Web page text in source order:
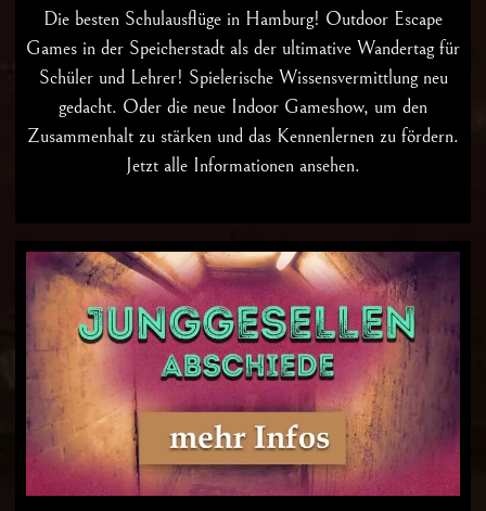
Die besten Schulausflüge in Hamburg! Outdoor Escape
Games in der Speicherstadt als der ultimative Wandertag für
Schüler und Lehrer! Spielerische Wissensvermittlung neu
gedacht. Oder die neue Indoor Gameshow, um den
Zusammenhalt zu stärken und das Kennenlernen zu fördern.
Jetzt alle Informationen ansehen.